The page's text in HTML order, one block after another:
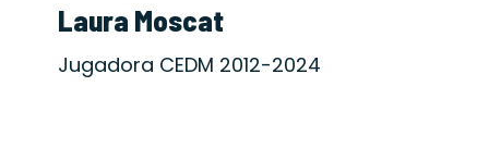
Laura Moscat
Jugadora CEDM 2012-2024